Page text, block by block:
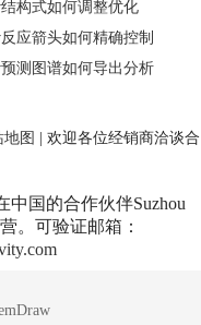
构式如何调整优化
应箭头如何精确控制
测图谱如何导出分析
地图
| 欢迎各位经销商洽谈合
中国的合作伙伴Suzhou
。可验证邮箱：